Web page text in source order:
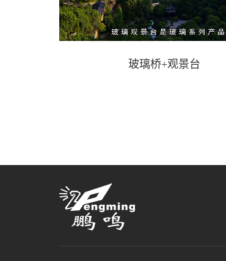
玻璃桥+观景台